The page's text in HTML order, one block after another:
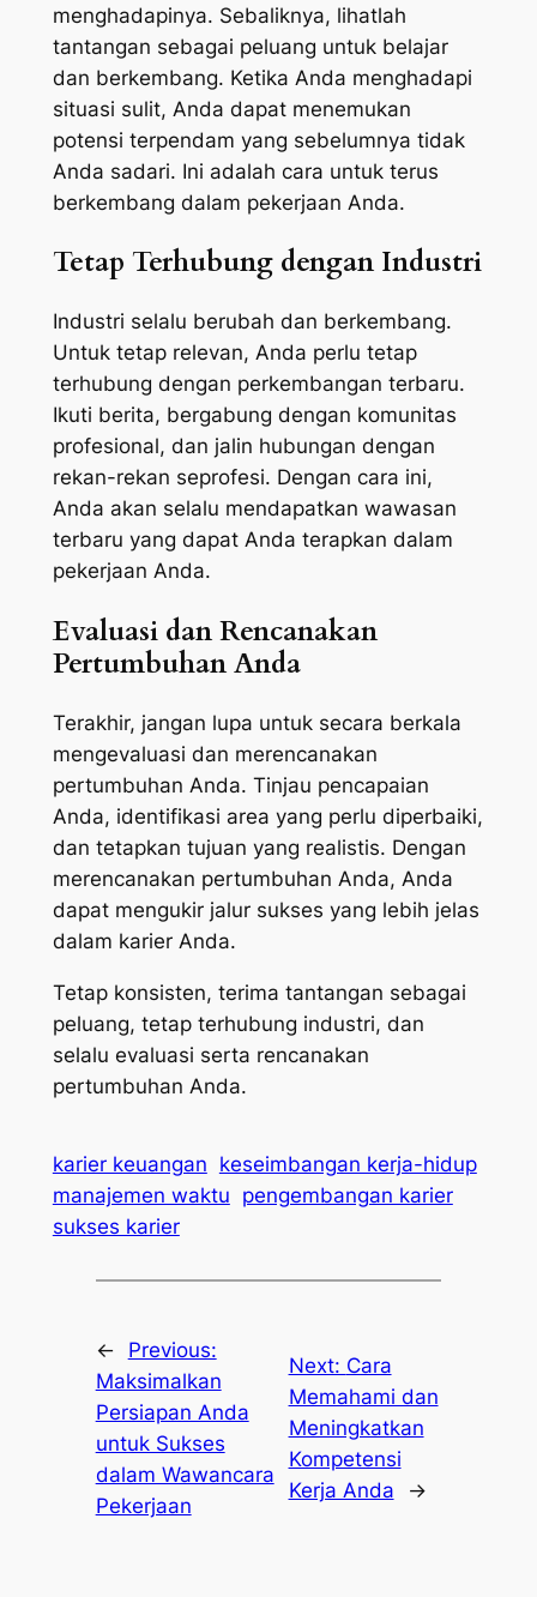
menghadapinya. Sebaliknya, lihatlah
tantangan sebagai peluang untuk belajar
dan berkembang. Ketika Anda menghadapi
situasi sulit, Anda dapat menemukan
potensi terpendam yang sebelumnya tidak
Anda sadari. Ini adalah cara untuk terus
berkembang dalam pekerjaan Anda.
Tetap Terhubung dengan Industri
Industri selalu berubah dan berkembang.
Untuk tetap relevan, Anda perlu tetap
terhubung dengan perkembangan terbaru.
Ikuti berita, bergabung dengan komunitas
profesional, dan jalin hubungan dengan
rekan-rekan seprofesi. Dengan cara ini,
Anda akan selalu mendapatkan wawasan
terbaru yang dapat Anda terapkan dalam
pekerjaan Anda.
Evaluasi dan Rencanakan
Pertumbuhan Anda
Terakhir, jangan lupa untuk secara berkala
mengevaluasi dan merencanakan
pertumbuhan Anda. Tinjau pencapaian
Anda, identifikasi area yang perlu diperbaiki,
dan tetapkan tujuan yang realistis. Dengan
merencanakan pertumbuhan Anda, Anda
dapat mengukir jalur sukses yang lebih jelas
dalam karier Anda.
Tetap konsisten, terima tantangan sebagai
peluang, tetap terhubung industri, dan
selalu evaluasi serta rencanakan
pertumbuhan Anda.
karier keuangan keseimbangan kerja-hidup
manajemen waktu pengembangan karier
sukses karier
←
Previous:
Maksimalkan
Persiapan Anda
untuk Sukses
dalam Wawancara
Pekerjaan
Next: Cara
Memahami dan
Meningkatkan
Kompetensi
Kerja Anda
→